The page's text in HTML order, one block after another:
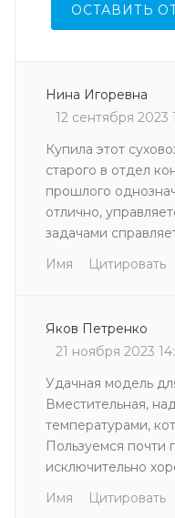
ОСТАВИТЬ
Нина Игоревна
12 сентября 2023
Купила этот
старого в отдел
прошлого
отлично,
задачами
Имя
Цитировать
Яков Петренко
21 ноября 2023
Удачная модель
Вместительная,
температурами,
Пользуемся почти
исключительно
Имя
Цитировать